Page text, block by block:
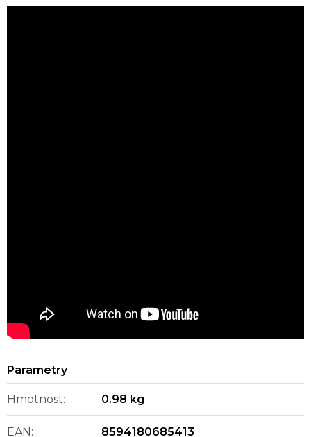
Hmotnost: 0.98 kg
EAN: 8594180685413